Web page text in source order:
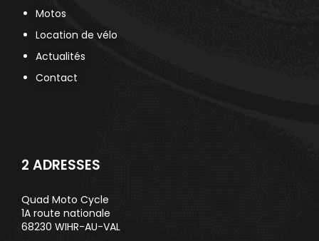
Motos
Location de vélo
Actualités
Contact
2 ADRESSES
Quad Moto Cycle
1A route nationale
68230 WIHR-AU-VAL